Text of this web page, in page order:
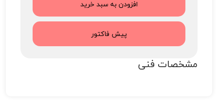
افزودن به سبد خرید
پیش فاکتور
مشخصات فنی